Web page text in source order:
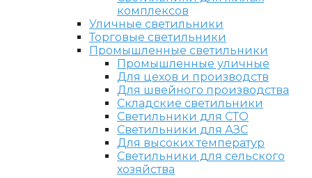
комплексов
Уличные светильники
Торговые светильники
Промышленные светильники
Промышленные уличные
Для цехов и производств
Для швейного производства
Складские светильники
Светильники для СТО
Светильники для АЗС
Для высоких температур
Светильники для сельского
хозяйства